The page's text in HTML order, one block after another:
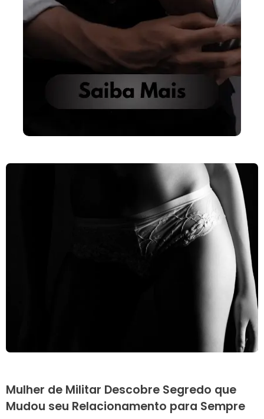
Mulher de Militar Descobre Segredo que
Mudou seu Relacionamento para Sempre